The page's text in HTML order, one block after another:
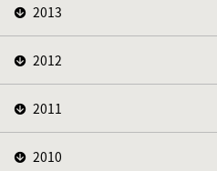
2013
2012
2011
2010